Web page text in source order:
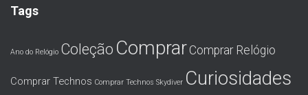
Tags
Ano do Relógio Coleção Comprar Comprar Relógio
Comprar Technos Comprar Technos Skydiver Curiosidades